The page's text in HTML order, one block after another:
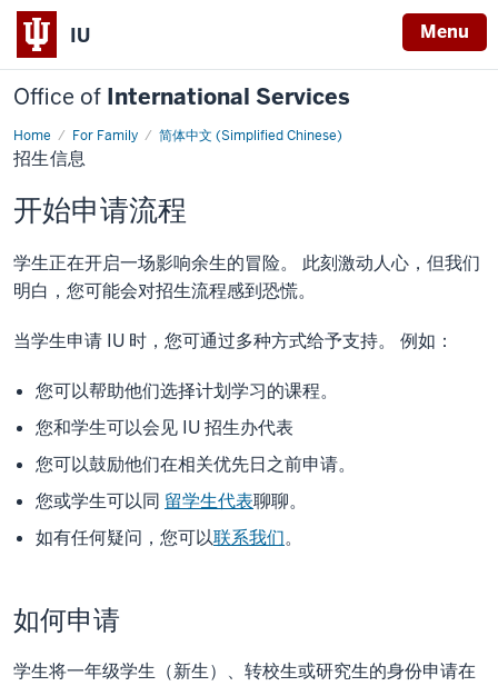
IU Menu
Office of International Services
Home For Family
简体中文 (Simplified Chinese)
招
生
息
招生信息
开始申请流程
学生正在开启一场影响余生的冒险。 此刻激动人心，但我们
明白，您可能会对招生流程感到恐慌。
当学生申请 IU 时，您可通过多种方式给予支持。 例如：
您可以帮助他们选择计划学习的课程。
您和学生可以会见 IU 招生办代表
您可以鼓励他们在相关优先日之前申请。
您或学生可以同 留学生代表聊聊。
如有任何疑问，您可以联系我们。
如何申请
学生将一年级学生（新生）、转校生或研究生的身份申请在